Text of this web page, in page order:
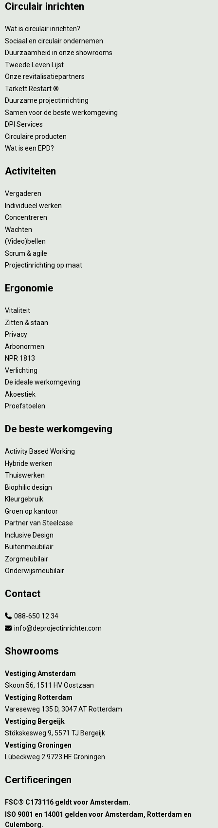
Circulair inrichten
Wat is circulair inrichten?
Sociaal en circulair ondernemen
Duurzaamheid in onze showrooms
Tweede Leven Lijst
Onze revitalisatiepartners
Tarkett Restart ®
Duurzame projectinrichting
Samen voor de beste werkomgeving
DPI Services
Circulaire producten
Wat is een EPD?
Activiteiten
Vergaderen
Individueel werken
Concentreren
Wachten
(Video)bellen
Scrum & agile
Projectinrichting op maat
Ergonomie
Vitaliteit
Zitten & staan
Privacy
Arbonormen
NPR 1813
Verlichting
De ideale werkomgeving
Akoestiek
Proefstoelen
De beste werkomgeving
Activity Based Working
Hybride werken
Thuiswerken
Biophilic design
Kleurgebruik
Groen op kantoor
Partner van Steelcase
Inclusive Design
Buitenmeubilair
Zorgmeubilair
Onderwijsmeubilair
Contact
088-650 12 34
info@deprojectinrichter.com
Showrooms
Vestiging Amsterdam
Skoon 56, 1511 HV Oostzaan
Vestiging Rotterdam
Vareseweg 135 D, 3047 AT Rotterdam
Vestiging Bergeijk
Stökskesweg 9, 5571 TJ Bergeijk
Vestiging Groningen
Lübeckweg 2 9723 HE Groningen
Certificeringen
FSC® C173116 geldt voor Amsterdam.
ISO 9001 en 14001 gelden voor Amsterdam, Rotterdam en
Culemborg.